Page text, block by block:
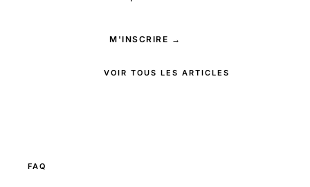
M'INSCRIRE →
VOIR TOUS LES ARTICLES
FAQ